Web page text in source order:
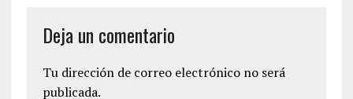
Deja un comentario
Tu dirección de correo electrónico no será
publicada.